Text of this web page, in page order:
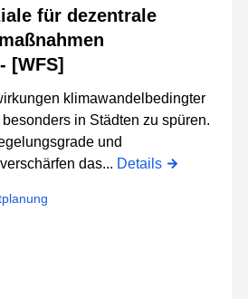
für dezentrale
[WFS]
klimawandelbedingter
in Städten zu spüren.
und
das... Details